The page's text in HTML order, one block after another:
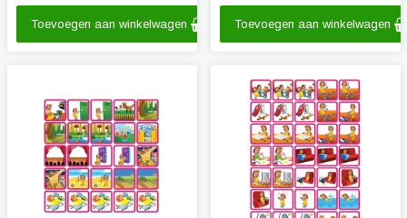
Toevoegen aan winkelwagen Toevoegen aan winkelwagen